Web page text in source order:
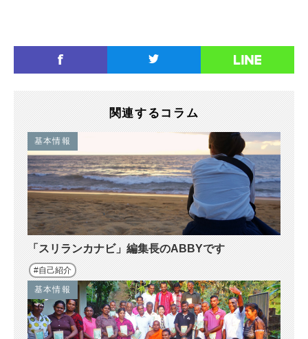
関連するコラム
「スリランカナビ」編集長のABBYです
基本情報
自己紹介
基本情報